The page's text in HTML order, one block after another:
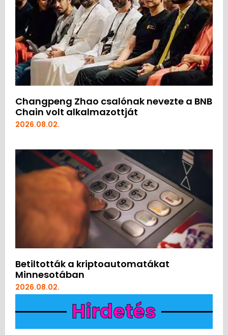
Changpeng Zhao csalónak nevezte a BNB
Chain volt alkalmazottját
2026.08.02.
Betiltották a kriptoautomatákat
Minnesotában
2026.08.02.
Hirdetés